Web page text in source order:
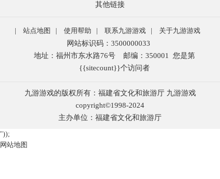
其他链接
站点地图 使用帮助 联系九游游戏 关于九游游戏
网站标识码：3500000033
地址：福州市东水路76号
邮编：350001
您是第
{{sitecount}}个访问者
九游游戏的版权所有：福建省文化和旅游厅 九游游戏
copyright©1998-2024
主办单位：福建省文化和旅游厅
"));
网站地图